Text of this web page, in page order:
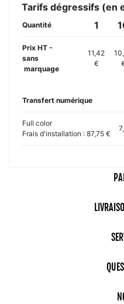
Tarifs dégressifs (en
Quantité 1
Prix HT -
sans
marquage
11,42
€
Transfert numérique
Full color
Frais d'installation : 87,75 €